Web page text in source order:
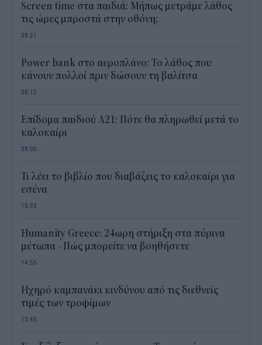
Screen time στα παιδιά: Μήπως μετράμε λάθος
τις ώρες μπροστά στην οθόνη;
08:21
Power bank στο αεροπλάνο: Το λάθος που
κάνουν πολλοί πριν δώσουν τη βαλίτσα
08:12
Επίδομα παιδιού Α21: Πότε θα πληρωθεί μετά το
καλοκαίρι
08:00
Τι λέει το βιβλίο που διαβάζεις το καλοκαίρι για
εσένα
15:33
Humanity Greece: 24ωρη στήριξη στα πύρινα
μέτωπα - Πώς μπορείτε να βοηθήσετε
14:55
Ηχηρό καμπανάκι κινδύνου από τις διεθνείς
τιμές των τροφίμων
13:45